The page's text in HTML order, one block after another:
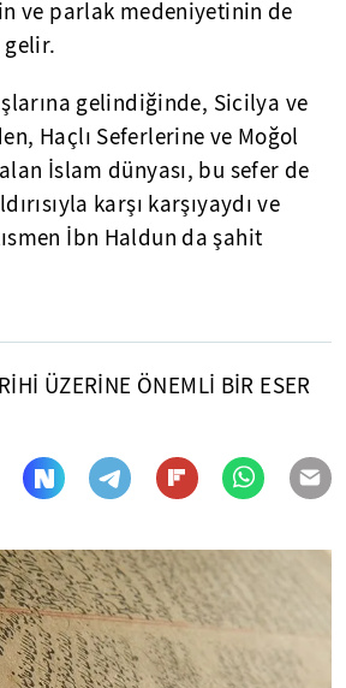
ve parlak medeniyetinin de
gelir.
gelindiğinde, Sicilya ve
Haçlı Seferlerine ve Moğol
İslam dünyası, bu sefer de
karşı karşıyaydı ve
İbn Haldun da şahit
ÜZERİNE ÖNEMLİ BİR ESER